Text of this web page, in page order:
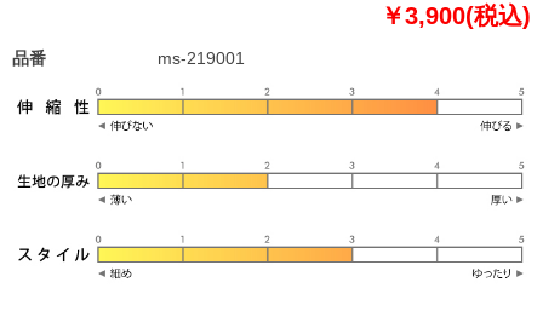
￥3,900(税込)
品番 ms-219001